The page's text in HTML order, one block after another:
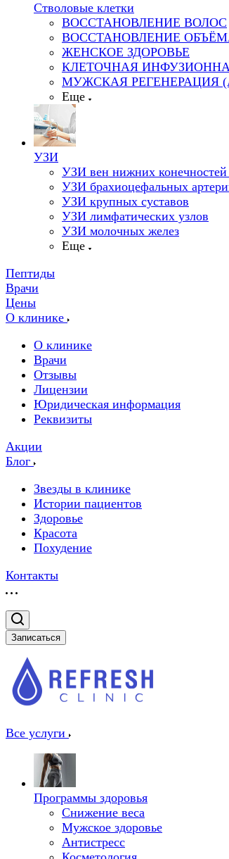
Стволовые клетки
ВОССТАНОВЛЕНИЕ ВОЛОС
ВОССТАНОВЛЕНИЕ
ЖЕНСКОЕ ЗДОРОВЬЕ
КЛЕТОЧНАЯ
МУЖСКАЯ РЕГЕНЕРАЦИЯ
Еще
УЗИ
УЗИ вен нижних конечностей
УЗИ брахиоцефальных
УЗИ крупных суставов
УЗИ лимфатических узлов
УЗИ молочных желез
Еще
Пептиды
Врачи
Цены
О клинике
О клинике
Врачи
Отзывы
Лицензии
Юридическая информация
Реквизиты
Акции
Блог
Звезды в клинике
Истории пациентов
Здоровье
Красота
Похудение
Контакты
Записаться
Все услуги
Программы здоровья
Снижение веса
Мужское здоровье
Антистресс